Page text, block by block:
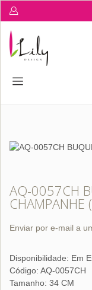
AQ-0057CH
CHAMPANHE
Enviar por e-mail a
Disponibilidade: Em
Código: AQ-0057CH
Tamanho: 34 CM